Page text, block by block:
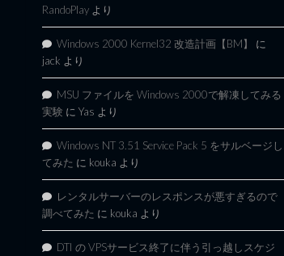
RandoPlay より
Windows 2000 Kernel32 改造計画【BM】
に
jack より
MSU ファイルを Windows 2000で解凍してみる
実験 に Yas より
Windows NT 3.51 Service Pack 5 をサルベージし
てみた に kouka より
レンタルサーバーのレスポンスが悪すぎるので
調べてみた に kouka より
DTI の VPSサービス終了に伴う引っ越しスケジ